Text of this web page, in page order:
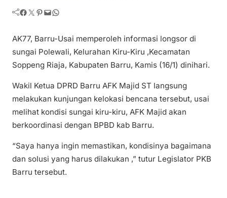
Facebook Twitter Pinterest Mail WhatsApp
AK77, Barru-Usai memperoleh informasi longsor di
sungai Polewali, Kelurahan Kiru-Kiru ,Kecamatan
Soppeng Riaja, Kabupaten Barru, Kamis (16/1) dinihari.
Wakil Ketua DPRD Barru AFK Majid ST langsung
melakukan kunjungan kelokasi bencana tersebut, usai
melihat kondisi sungai kiru-kiru, AFK Majid akan
berkoordinasi dengan BPBD kab Barru.
“Saya hanya ingin memastikan, kondisinya bagaimana
dan solusi yang harus dilakukan ,” tutur Legislator PKB
Barru tersebut.